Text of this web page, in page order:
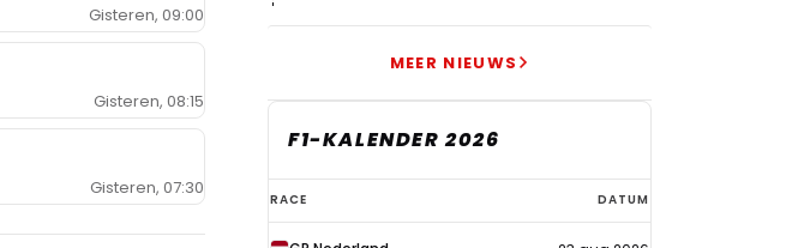
Gisteren, 09:00
Gisteren, 08:15
Gisteren, 07:30
MEER NIEUWS
F1-KALENDER 2026
F1-
kalender
RACE DATUM